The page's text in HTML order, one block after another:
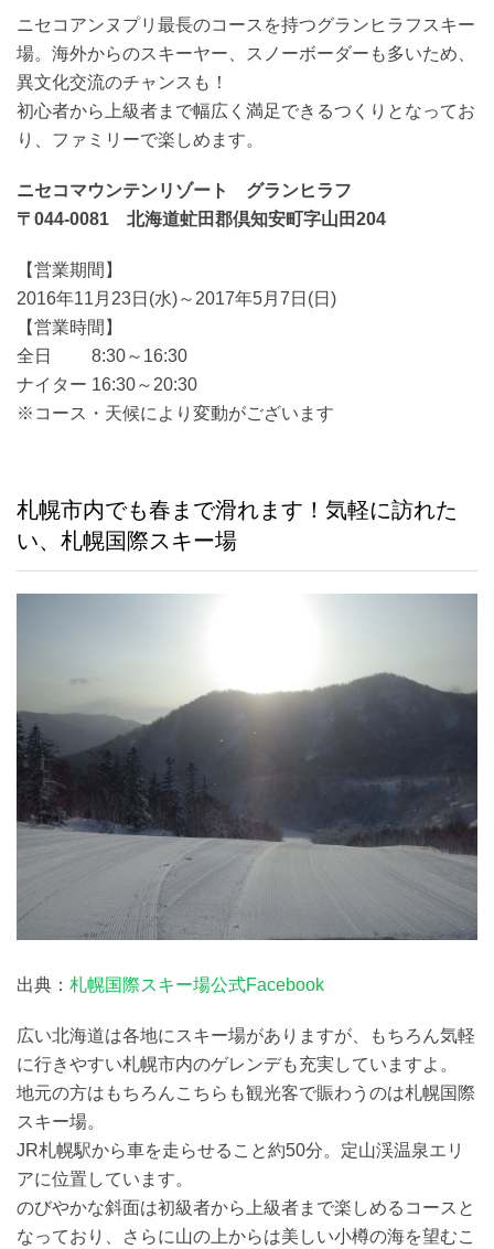
ニセコアンヌプリ最長のコースを持つグランヒラフスキー
場。海外からのスキーヤー、スノーボーダーも多いため、
異文化交流のチャンスも！
初心者から上級者まで幅広く満足できるつくりとなってお
り、ファミリーで楽しめます。
ニセコマウンテンリゾート グランヒラフ
〒044-0081 北海道虻田郡倶知安町字山田204
【営業期間】
2016年11月23日(水)～2017年5月7日(日)
【営業時間】
全日 8:30～16:30
ナイター 16:30～20:30
※コース・天候により変動がございます
札幌市内でも春まで滑れます！気軽に訪れた
い、札幌国際スキー場
出典： 札幌国際スキー場公式Facebook
広い北海道は各地にスキー場がありますが、もちろん気軽
に行きやすい札幌市内のゲレンデも充実していますよ。
地元の方はもちろんこちらも観光客で賑わうのは札幌国際
スキー場。
JR札幌駅から車を走らせること約50分。定山渓温泉エリ
アに位置しています。
のびやかな斜面は初級者から上級者まで楽しめるコースと
なっており、さらに山の上からは美しい小樽の海を望むこ